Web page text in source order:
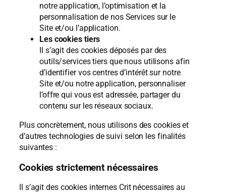
notre application, l’optimisation et la
personnalisation de nos Services sur le
Site et/ou l’application.
Les cookies tiers
Il s’agit des cookies déposés par des
outils/services tiers que nous utilisons afin
d’identifier vos centres d’intérêt sur notre
Site et/ou notre application, personnaliser
l’offre qui vous est adressée, partager du
contenu sur les réseaux sociaux.
Plus concrètement, nous utilisons des cookies et
d’autres technologies de suivi selon les finalités
suivantes :
Cookies strictement nécessaires
Il s’agit des cookies internes Crit nécessaires au